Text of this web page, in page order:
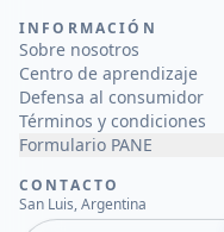
INFORMACIÓN
Sobre nosotros
Centro de aprendizaje
Defensa al consumidor
Términos y condiciones
Formulario PANE
CONTACTO
San Luis, Argentina